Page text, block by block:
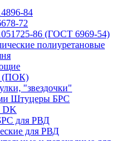
84
72
86 (ГОСТ 6969-54)
полиуретановые
(ПОК)
"звездочки"
Штуцеры БРС
DK
для РВД
для РВД